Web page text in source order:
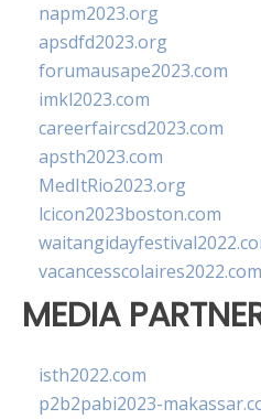
napm2023.org
apsdfd2023.org
forumausape2023.com
imkl2023.com
careerfaircsd2023.com
apsth2023.com
MedItRio2023.org
lcicon2023boston.com
vacancesscolaires2022.com
MEDIA
isth2022.com
p2b2pabi2023-